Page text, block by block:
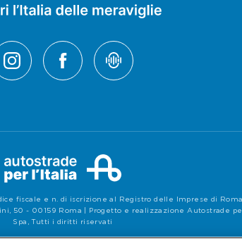
fiscale e n. di iscrizione al Registro delle Imprese di Roma
50 - 00159 Roma | Progetto e realizzazione Autostrade
Spa, Tutti i diritti riservati